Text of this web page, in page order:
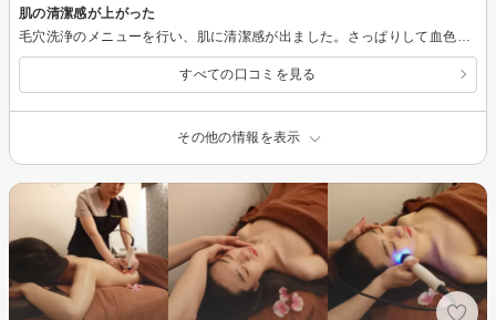
肌の清潔感が上がった
すべての口コミを見る
その他の情報を表示